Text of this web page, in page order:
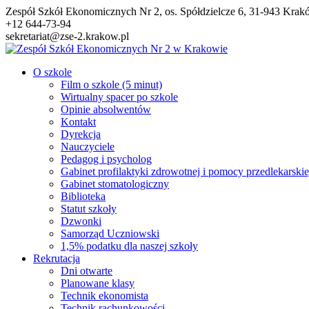
Przejdź
do
treści
Zespół Szkół Ekonomicznych Nr 2, os. Spółdzielcze 6, 31-943
+12 644-73-94
sekretariat@zse-2.krakow.pl
O szkole
Film o szkole (5 minut)
Wirtualny spacer po szkole
Opinie absolwentów
Kontakt
Dyrekcja
Nauczyciele
Pedagog i psycholog
Gabinet profilaktyki zdrowotnej i pomocy
Gabinet stomatologiczny
Biblioteka
Statut szkoły
Dzwonki
Samorząd Uczniowski
1,5% podatku dla naszej szkoły
Rekrutacja
Dni otwarte
Planowane klasy
Technik ekonomista